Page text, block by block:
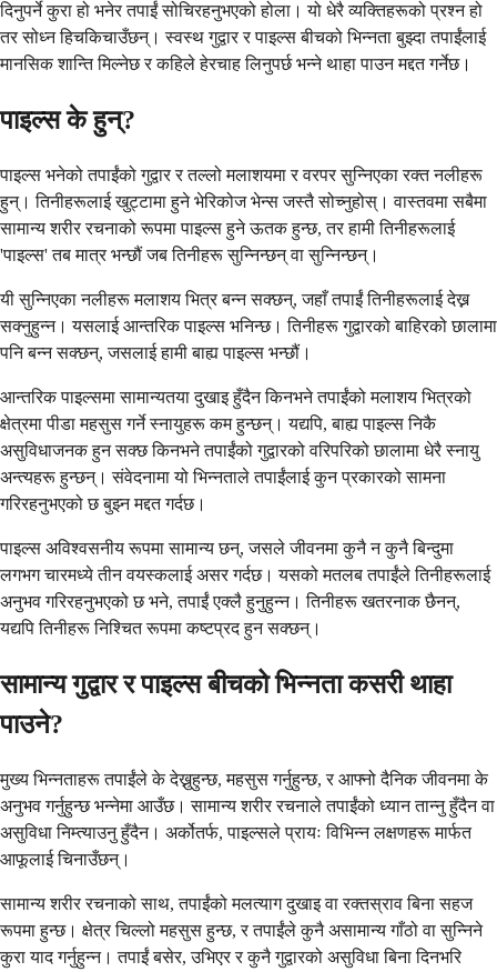
दिनुपर्ने कुरा हो भनेर तपाईं सोचिरहनुभएको होला। यो धेरै व्यक्तिहरूको प्रश्न हो
तर सोध्न हिचकिचाउँछन्। स्वस्थ गुद्वार र पाइल्स बीचको भिन्नता बुझ्दा तपाईंलाई
मानसिक शान्ति मिल्नेछ र कहिले हेरचाह लिनुपर्छ भन्ने थाहा पाउन मद्दत गर्नेछ।
पाइल्स के हुन्?
पाइल्स भनेको तपाईंको गुद्वार र तल्लो मलाशयमा र वरपर सुन्निएका रक्त नलीहरू
हुन्। तिनीहरूलाई खुट्टामा हुने भेरिकोज भेन्स जस्तै सोच्नुहोस्। वास्तवमा सबैमा
सामान्य शरीर रचनाको रूपमा पाइल्स हुने ऊतक हुन्छ, तर हामी तिनीहरूलाई
'पाइल्स' तब मात्र भन्छौं जब तिनीहरू सुन्निन्छन् वा सुन्निन्छन्।
यी सुन्निएका नलीहरू मलाशय भित्र बन्न सक्छन्, जहाँ तपाईं तिनीहरूलाई देख्न
सक्नुहुन्न। यसलाई आन्तरिक पाइल्स भनिन्छ। तिनीहरू गुद्वारको बाहिरको छालामा
पनि बन्न सक्छन्, जसलाई हामी बाह्य पाइल्स भन्छौं।
आन्तरिक पाइल्समा सामान्यतया दुखाइ हुँदैन किनभने तपाईंको मलाशय भित्रको
क्षेत्रमा पीडा महसुस गर्ने स्नायुहरू कम हुन्छन्। यद्यपि, बाह्य पाइल्स निकै
असुविधाजनक हुन सक्छ किनभने तपाईंको गुद्वारको वरिपरिको छालामा धेरै स्नायु
अन्त्यहरू हुन्छन्। संवेदनामा यो भिन्नताले तपाईंलाई कुन प्रकारको सामना
गरिरहनुभएको छ बुझ्न मद्दत गर्दछ।
पाइल्स अविश्वसनीय रूपमा सामान्य छन्, जसले जीवनमा कुनै न कुनै बिन्दुमा
लगभग चारमध्ये तीन वयस्कलाई असर गर्दछ। यसको मतलब तपाईंले तिनीहरूलाई
अनुभव गरिरहनुभएको छ भने, तपाईं एक्लै हुनुहुन्न। तिनीहरू खतरनाक छैनन्,
यद्यपि तिनीहरू निश्चित रूपमा कष्टप्रद हुन सक्छन्।
सामान्य गुद्वार र पाइल्स बीचको भिन्नता कसरी थाहा
पाउने?
मुख्य भिन्नताहरू तपाईंले के देख्नुहुन्छ, महसुस गर्नुहुन्छ, र आफ्नो दैनिक जीवनमा के
अनुभव गर्नुहुन्छ भन्नेमा आउँछ। सामान्य शरीर रचनाले तपाईंको ध्यान तान्नु हुँदैन वा
असुविधा निम्त्याउनु हुँदैन। अर्कोतर्फ, पाइल्सले प्रायः विभिन्न लक्षणहरू मार्फत
आफूलाई चिनाउँछन्।
सामान्य शरीर रचनाको साथ, तपाईंको मलत्याग दुखाइ वा रक्तस्राव बिना सहज
रूपमा हुन्छ। क्षेत्र चिल्लो महसुस हुन्छ, र तपाईंले कुनै असामान्य गाँठो वा सुन्निने
कुरा याद गर्नुहुन्न। तपाईं बसेर, उभिएर र कुनै गुद्वारको असुविधा बिना दिनभरि